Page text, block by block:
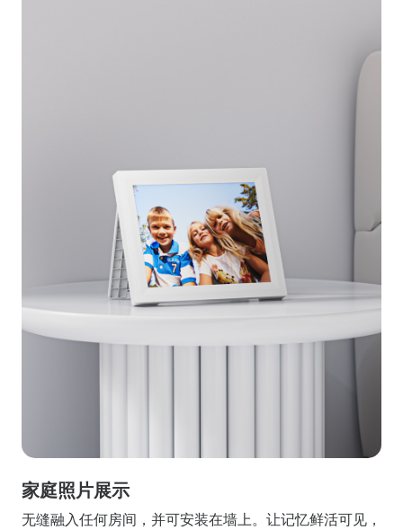
家庭照片展示
无缝融入任何房间，并可安装在墙上。让记忆鲜活可见，